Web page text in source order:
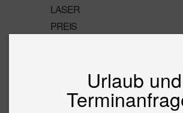
LASER
PREIS
Sei biegsam wie Bambus –
Urlaub und